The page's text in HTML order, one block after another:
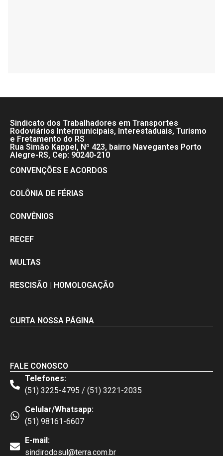
Sindicato dos Trabalhadores em Transportes
Rodoviários Intermunicipais, Interestaduais, Turismo
e Fretamento do RS
Rua Simão Kappel, Nº 423, bairro Navegantes Porto
Alegre-RS, Cep: 90240-210
CONVENÇÕES E ACORDOS
COLÔNIA DE FÉRIAS
CONVÊNIOS
RECEF
MULTAS
RESCISÃO | HOMOLOGAÇÃO
CURTA NOSSA PÁGINA
FALE CONOSCO
Telefones:
(51) 3225-4795 / (51) 3221-2035
Celular/Whatsapp:
(51) 98161-6607
E-mail:
sindirodosul@terra.com.br